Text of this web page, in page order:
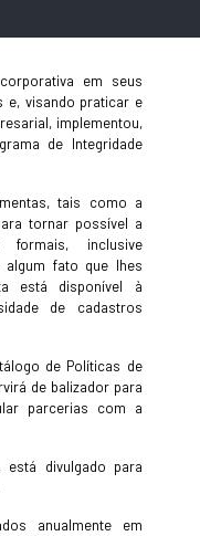
em seus
e, visando praticar e
implementou,
de Integridade
tais como a
tornar possível a
formais, inclusive
algum fato que lhes
está disponível à
de cadastros
de Políticas de
de balizador para
parcerias com a
está divulgado para
anualmente em